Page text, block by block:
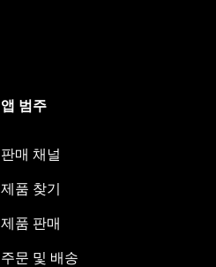
앱 범주
판매 채널
제품 찾기
제품 판매
주문 및 배송